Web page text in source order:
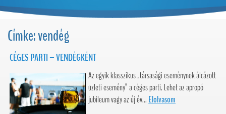
Címke: vendég
CÉGES PARTI – VENDÉGKÉNT
Az egyik klasszikus „társasági eseménynek álcázott
üzleti esemény” a céges parti. Lehet az apropó
jubileum vagy az új év... Elolvasom